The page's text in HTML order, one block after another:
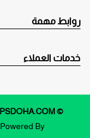
روابط مهمة
خدمات العملاء
© All Rights Reserved 2020-2025 PRINTEMPSDOHA.COM
Powered By